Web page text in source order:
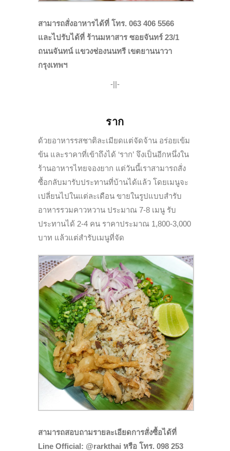
สามารถสั่งอาหารได้ที่ โทร. 063 406 5566
และไปรับได้ที่ ร้านมหาสาร ซอยจันทร์ 23/1
ถนนจันทน์ แขวงช่องนนทรี เขตยานนาวา
กรุงเทพฯ
-||-
ราก
ด้วยอาหารรสชาติละเมียดแต่จัดจ้าน อร่อยเข้ม
ข้น และราคาที่เข้าถึงได้ ‘ราก’ จึงเป็นอีกหนึ่งใน
ร้านอาหารไทยจองยาก แต่วันนี้เราสามารถสั่ง
ซื้อกลับมารับประทานที่บ้านได้แล้ว โดยเมนูจะ
เปลี่ยนไปในแต่ละเดือน ขายในรูปแบบสำรับ
อาหารรวมคาวหวาน ประมาณ 7-8 เมนู รับ
ประทานได้ 2-4 คน ราคาประมาณ 1,800-3,000
บาท แล้วแต่สำรับเมนูที่จัด
สามารถสอบถามรายละเอียดการสั่งซื้อได้ที่
Line Official: @rarkthai หรือ โทร. 098 253